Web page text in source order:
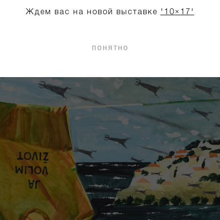
Ждем вас на новой выставке '10×17'
понятно